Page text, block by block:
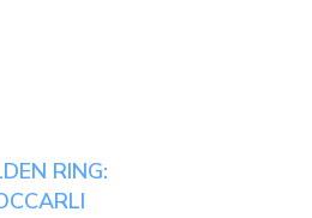
RING: